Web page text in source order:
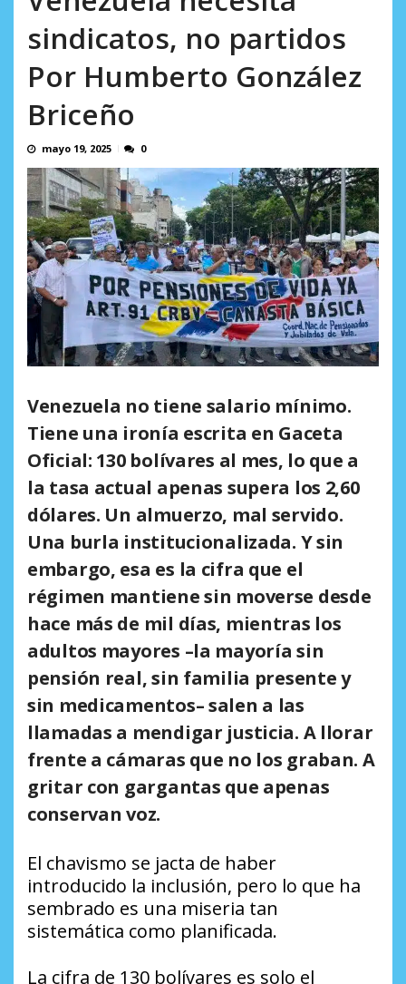
sindicatos, no partidos
Por Humberto González
Briceño
mayo 19, 2025 0
Venezuela no tiene salario mínimo.
Tiene una ironía escrita en Gaceta
Oficial: 130 bolívares al mes, lo que a
la tasa actual apenas supera los 2,60
dólares. Un almuerzo, mal servido.
Una burla institucionalizada. Y sin
embargo, esa es la cifra que el
régimen mantiene sin moverse desde
hace más de mil días, mientras los
adultos mayores –la mayoría sin
pensión real, sin familia presente y
sin medicamentos– salen a las
llamadas a mendigar justicia. A llorar
frente a cámaras que no los graban. A
gritar con gargantas que apenas
conservan voz.
El chavismo se jacta de haber
introducido la inclusión, pero lo que ha
sembrado es una miseria tan
sistemática como planificada.
La cifra de 130 bolívares es solo el